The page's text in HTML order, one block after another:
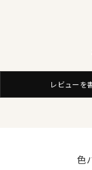
カジュアルなゆっ
スマートに着こなせ
★カフスボタンも使
通常のボタン留プラ
フスのようにカフ
身長： 160cm/ 首
サイズをお選びの際
レビューを
色